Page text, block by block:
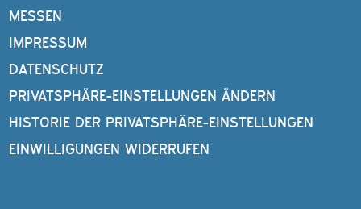
MESSEN
IMPRESSUM
DATENSCHUTZ
PRIVATSPHÄRE-EINSTELLUNGEN ÄNDERN
HISTORIE DER PRIVATSPHÄRE-EINSTELLUNGEN
EINWILLIGUNGEN WIDERRUFEN